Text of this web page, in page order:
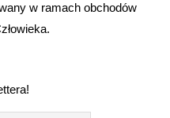
w ramach obchodów